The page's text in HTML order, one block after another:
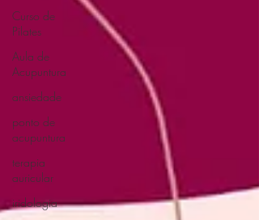
Curso de
Pilates
Aula de
Acupuntura
ansiedade
ponto de
acupuntura
terapia
auricular
iridologia